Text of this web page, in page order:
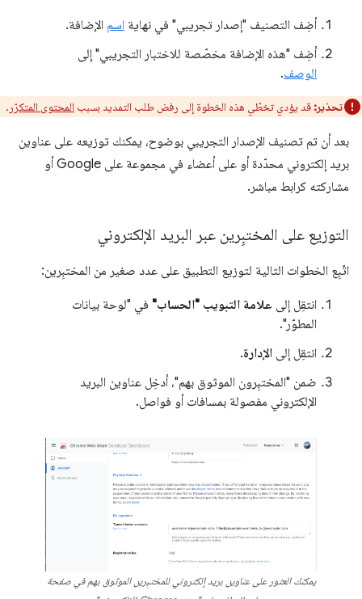
أضِف التصنيف "إصدار تجريبي" في نهاية اسم الإضافة.
أضِف "هذه الإضافة مخصّصة للاختبار التجريبي" إلى
الوصف.
تحذير: قد يؤدي تخطّي هذه الخطوة إلى رفض طلب التمديد بسبب المحتوى المتكرّر .
بعد أن تم تصنيف الإصدار التجريبي بوضوح، يمكنك توزيعه على عناوين
بريد إلكتروني محدّدة أو على أعضاء في مجموعة على Google أو
مشاركته كرابط مباشر.
التوزيع على المختبِرين عبر البريد الإلكتروني
اتّبِع الخطوات التالية لتوزيع التطبيق على عدد صغير من المختبِرين:
انتقِل إلى علامة التبويب "الحساب" في "لوحة بيانات
المطوّر".
انتقِل إلى الإدارة.
ضمن "المختبِرون الموثوق بهم"، أدخِل عناوين البريد
الإلكتروني مفصولة بمسافات أو فواصل.
يمكنك العثور على عناوين بريد إلكتروني للمختبِرين الموثوق بهم في صفحة